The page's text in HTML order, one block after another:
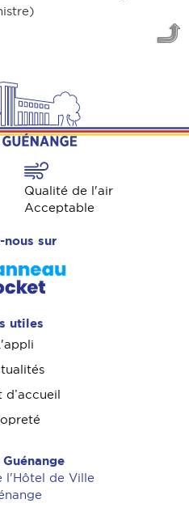
Qualité de l'air
Acceptable
nous sur
utiles
d’accueil
l'Hôtel de Ville